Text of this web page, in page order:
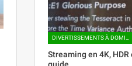
Streaming en 4K,